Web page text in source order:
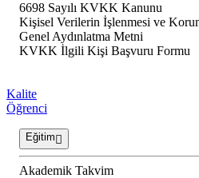
6698 Sayılı KVKK Kanunu
Kişisel Verilerin İşlenmesi ve
Genel Aydınlatma Metni
KVKK İlgili Kişi Başvuru Formu
Kalite
Öğrenci
Eğitim
Akademik Takvim